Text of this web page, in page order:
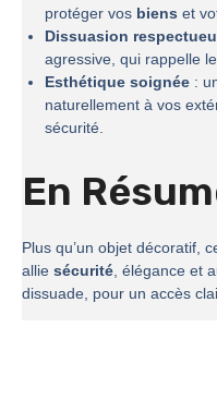
protéger vos biens et
Dissuasion
agressive, qui rappelle
Esthétique soignée :
naturellement à vos
sécurité.
En
Plus qu’un objet décoratif,
allie sécurité, élégance et
dissuade, pour un accès